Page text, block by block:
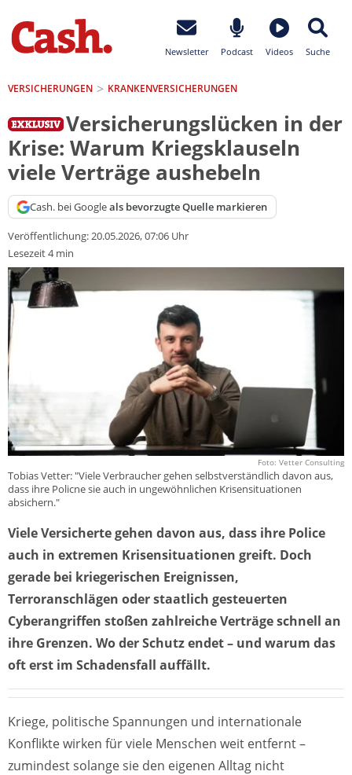
Newsletter Podcast Videos Suche
VERSICHERUNGEN KRANKEN­VERSICHERUNGEN
Versicherungslücken in der
Krise: Warum Kriegsklauseln
viele Verträge aushebeln
Cash. bei Googleals bevorzugte Quelle markieren
Veröffentlichung:20.05.2026, 07:06 Uhr
Lesezeit 4 min
Foto: Vetter Consulting
Tobias Vetter: "Viele Verbraucher gehen selbstverständlich davon aus,
dass ihre Policne sie auch in ungewöhnlichen Krisensituationen
absichern."
Viele Versicherte gehen davon aus, dass ihre Police
auch in extremen Krisensituationen greift. Doch
gerade bei kriegerischen Ereignissen,
Terroranschlägen oder staatlich gesteuerten
Cyberangriffen stoßen zahlreiche Verträge schnell an
ihre Grenzen. Wo der Schutz endet – und warum das
oft erst im Schadensfall auffällt.
Kriege, politische Spannungen und internationale
Konflikte wirken für viele Menschen weit entfernt –
zumindest solange sie den eigenen Alltag nicht